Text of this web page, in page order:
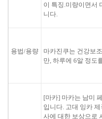
이 특징.미량이면서
니다.
용법/용량
마카진쿠는 건강보
만, 하루에 6알 정도
[마카] 마카는 남미
입니다. 고대 잉카 제
사에 대한 보상으로